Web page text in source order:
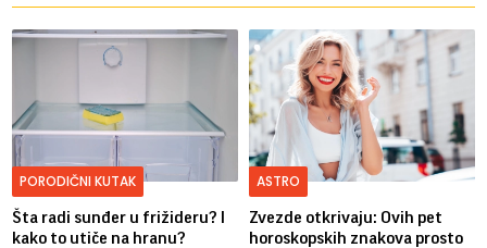
PORODIČNI KUTAK
Šta radi sunđer u frižideru? I
kako to utiče na hranu?
ASTRO
Zvezde otkrivaju: Ovih pet
horoskopskih znakova prosto